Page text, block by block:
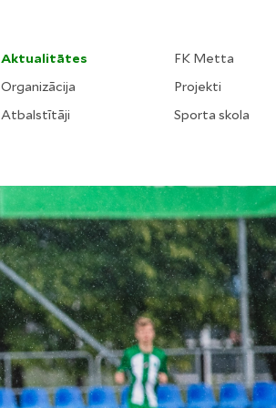
Aktualitātes
Organizācija
Atbalstītāji
FK Metta
Projekti
Sporta skola